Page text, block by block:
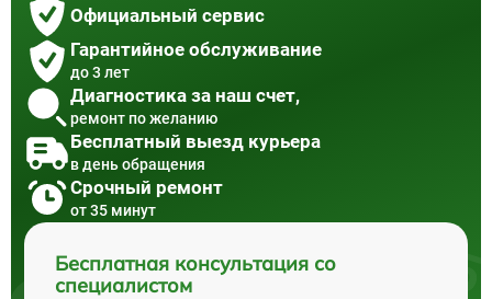
Официальный сервис
Гарантийное обслуживание
до 3 лет
Диагностика за наш счет,
ремонт по желанию
Бесплатный выезд курьера
в день обращения
Срочный ремонт
от 35 минут
Бесплатная консультация со
специалистом